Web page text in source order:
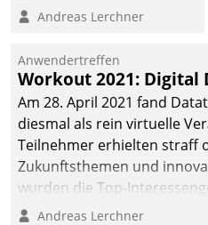
Teilnehmer kurzweilige
Cloud-Strategien und -
Lösungen mit hohem
Zukunftspotenzial.
Andreas Lerchner
Anwendertreffen
Workout 2021: Digital
Am 28. April 2021 fand
diesmal als rein virtuelle
Teilnehmer erhielten straff
Zukunftsthemen und
wurden die Top-
Andreas Lerchner